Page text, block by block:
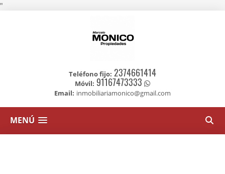
"
Teléfono fijo: 2374661414
Móvil: 91167473333
Email: inmobiliariamonico@gmail.com
MENÚ